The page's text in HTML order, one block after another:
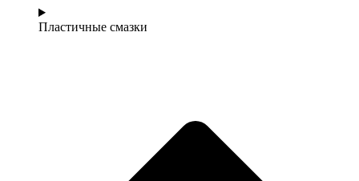
Пластичные смазки